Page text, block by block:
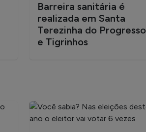
Barreira sanitária é
realizada em Santa
Terezinha do Progresso
e Tigrinhos